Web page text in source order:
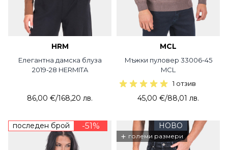
HRM
Елегантна дамска блуза
2019-28 HERMITA
86,00 €/168,20 лв.
MCL
Мъжки пуловер 33006-45
MCL
1 отзив
45,00 €/88,01 лв.
последен брой -51% НОВО
+ големи размери